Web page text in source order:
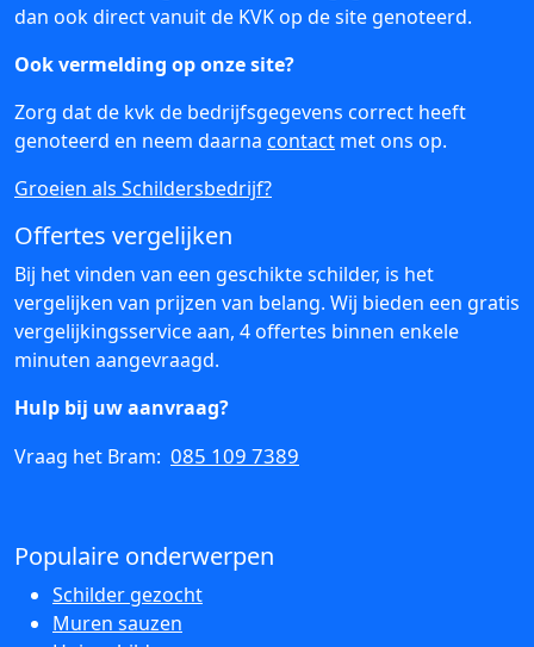
dan ook direct vanuit de KVK op de site genoteerd.
Ook vermelding op onze site?
Zorg dat de kvk de bedrijfsgegevens correct heeft
genoteerd en neem daarna contact met ons op.
Groeien als Schildersbedrijf?
Offertes vergelijken
Bij het vinden van een geschikte schilder, is het
vergelijken van prijzen van belang. Wij bieden een gratis
vergelijkingsservice aan, 4 offertes binnen enkele
minuten aangevraagd.
Hulp bij uw aanvraag?
Vraag het Bram: 085 109 7389
Populaire onderwerpen
Schilder gezocht
Muren sauzen